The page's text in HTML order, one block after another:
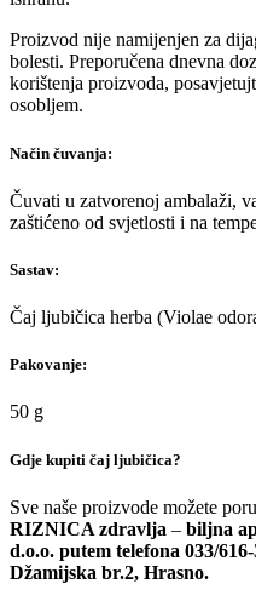
Proizvod nije namijenjen za
bolesti. Preporučena dnevna
korištenja proizvoda,
osobljem.
Način čuvanja:
Čuvati u zatvorenoj ambalaži,
zaštićeno od svjetlosti i na
Sastav:
Čaj ljubičica herba (Violae
Pakovanje:
50 g
Gdje kupiti čaj ljubičica?
Sve naše proizvode možete
RIZNICA zdravlja – biljna
d.o.o. putem telefona 033/
Džamijska br.2, Hrasno.